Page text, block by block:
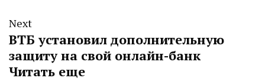
Next
ВТБ установил дополнительную
защиту на свой онлайн-банк
Читать еще